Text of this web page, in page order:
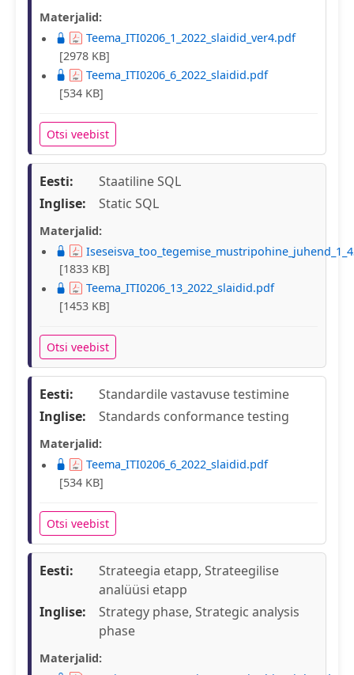
Materjalid:
Teema_ITI0206_1_2022_slaidid_ver4.pdf
[2978 KB]
Teema_ITI0206_6_2022_slaidid.pdf
[534 KB]
Otsi veebist
Eesti:
Staatiline SQL
Inglise:
Static SQL
Materjalid:
[1833 KB]
Teema_ITI0206_13_2022_slaidid.pdf
[1453 KB]
Otsi veebist
Eesti:
Standardile vastavuse testimine
Inglise:
Standards conformance testing
Materjalid:
Teema_ITI0206_6_2022_slaidid.pdf
[534 KB]
Otsi veebist
Eesti:
Strateegia etapp, Strateegilise
analüüsi etapp
Inglise:
Strategy phase, Strategic analysis
phase
Materjalid: